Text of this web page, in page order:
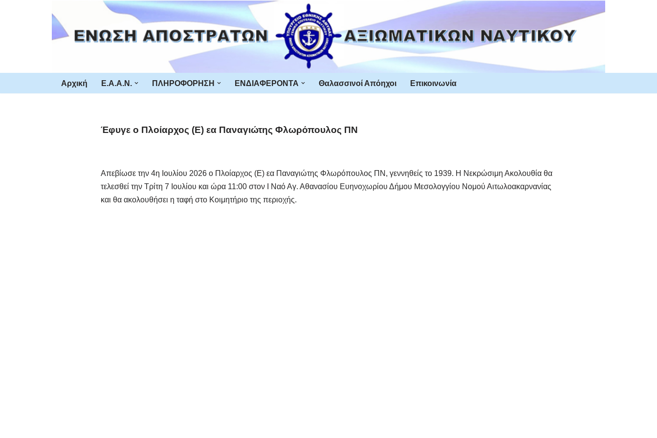
Αρχική Ε.Α.Α.Ν. ΠΛΗΡΟΦΟΡΗΣΗ ΕΝΔΙΑΦΕΡΟΝΤΑ Θαλασσινοί Απόηχοι Επικοινωνία
Έφυγε ο Πλοίαρχος (Ε) εα Παναγιώτης Φλωρόπουλος ΠΝ
Απεβίωσε την 4η Ιουλίου 2026 ο Πλοίαρχος (Ε) εα Παναγιώτης Φλωρόπουλος ΠΝ, γεννηθείς το 1939. Η Νεκρώσιμη Ακολουθία θα
τελεσθεί την Τρίτη 7 Ιουλίου και ώρα 11:00 στον Ι Ναό Αγ. Αθανασίου Ευηνοχωρίου Δήμου Μεσολογγίου Νομού Αιτωλοακαρνανίας
και θα ακολουθήσει η ταφή στο Κοιμητήριο της περιοχής.